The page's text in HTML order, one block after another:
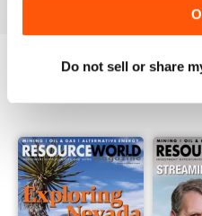
Do not sell or share